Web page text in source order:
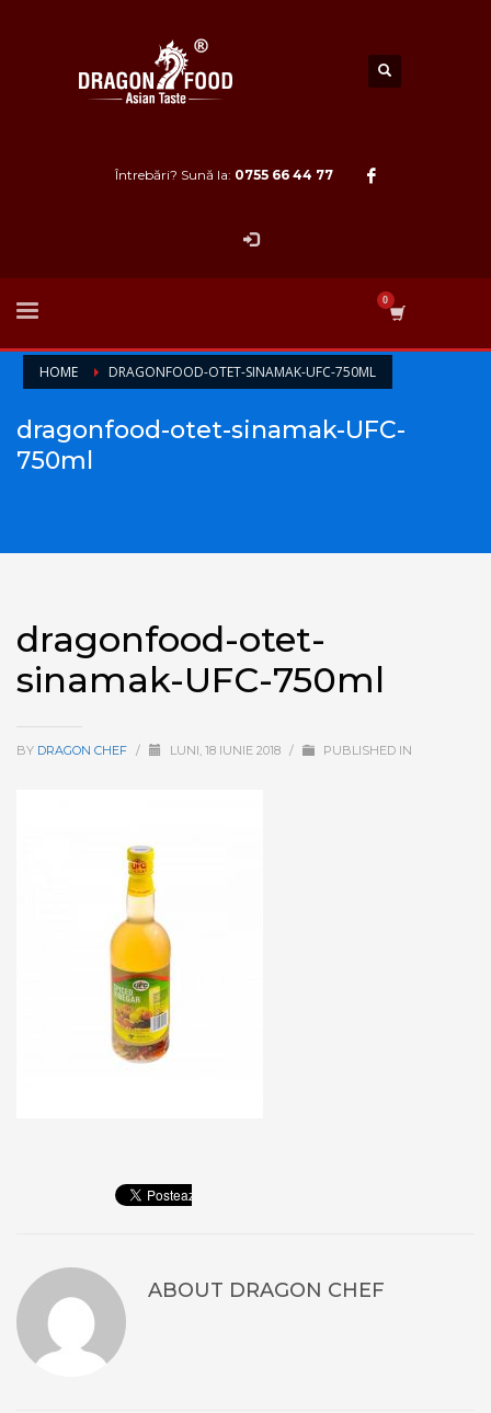
Întrebări? Sună la: 0755 66 44 77
HOME DRAGONFOOD-OTET-SINAMAK-UFC-750ML
dragonfood-otet-sinamak-UFC-
750ml
dragonfood-otet-
sinamak-UFC-750ml
BY DRAGON CHEF / LUNI, 18 IUNIE 2018 / PUBLISHED IN
ABOUT DRAGON CHEF